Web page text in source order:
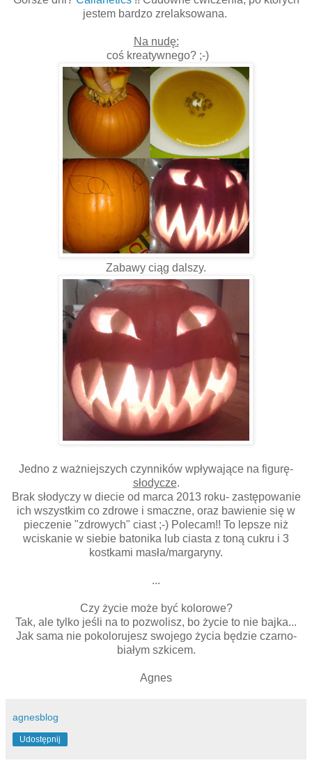
jestem bardzo zrelaksowana.
Na nudę:
coś kreatywnego? ;-)
Zabawy ciąg dalszy.
Jedno z ważniejszych czynników wpływające na figurę-
słodycze.
Brak słodyczy w diecie od marca 2013 roku- zastępowanie
ich wszystkim co zdrowe i smaczne, oraz bawienie się w
pieczenie "zdrowych" ciast ;-) Polecam!! To lepsze niż
wciskanie w siebie batonika lub ciasta z toną cukru i 3
kostkami masła/margaryny.
...
Czy życie może być kolorowe?
Tak, ale tylko jeśli na to pozwolisz, bo życie to nie bajka...
Jak sama nie pokolorujesz swojego życia będzie czarno-
białym szkicem.
Agnes
agnesblog
Udostępnij